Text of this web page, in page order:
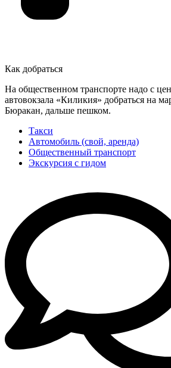
Как добраться
На общественном транспорте надо с
автовокзала «Киликия» добраться на
Бюракан, дальше пешком.
Такси
Автомобиль (свой, аренда)
Общественный транспорт
Экскурсия с гидом